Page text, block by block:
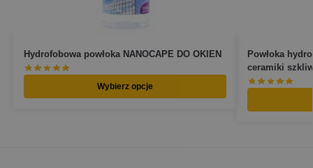
Hydrofobowa powłoka NANOCAPE DO OKIEN
Wybierz opcje
Powłoka
ceramiki